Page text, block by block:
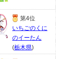
第4位
いちごのくに
のイーたん
(栃木県)